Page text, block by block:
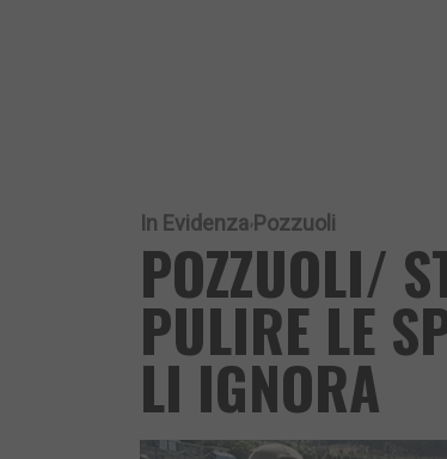
In Evidenza Pozzuoli
POZZUOLI/
PULIRE LE
LI IGNORA